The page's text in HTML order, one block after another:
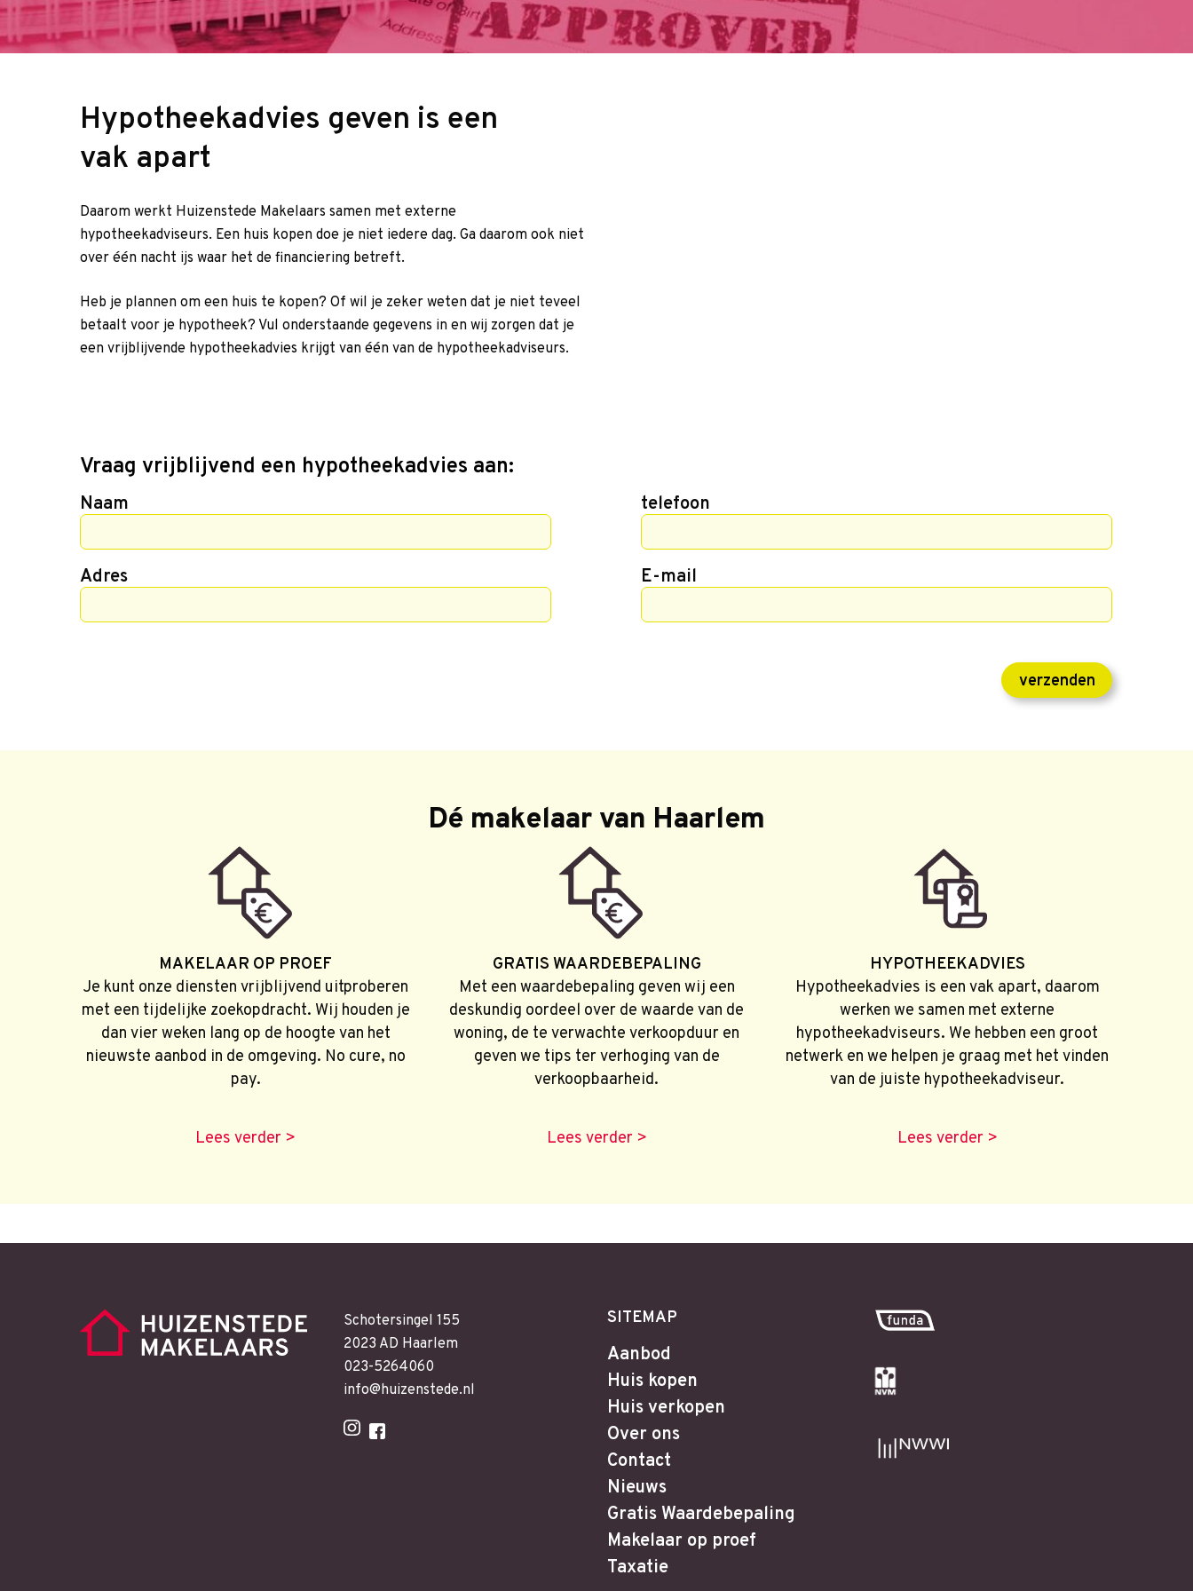
Hypotheekadvies geven is een
vak apart
Daarom werkt Huizenstede Makelaars samen met externe
hypotheekadviseurs. Een huis kopen doe je niet iedere dag. Ga daarom ook niet
over één nacht ijs waar het de financiering betreft.
Heb je plannen om een huis te kopen? Of wil je zeker weten dat je niet teveel
betaalt voor je hypotheek? Vul onderstaande gegevens in en wij zorgen dat je
een vrijblijvende hypotheekadvies krijgt van één van de hypotheekadviseurs.
Vraag vrijblijvend een hypotheekadvies aan:
Naam
Adres
telefoon
E-mail
Dé makelaar van Haarlem
MAKELAAR OP PROEF
Je kunt onze diensten vrijblijvend uitproberen
met een tijdelijke zoekopdracht. Wij houden je
dan vier weken lang op de hoogte van het
nieuwste aanbod in de omgeving. No cure, no
pay.
Lees verder >
GRATIS WAARDEBEPALING
Met een waardebepaling geven wij een
deskundig oordeel over de waarde van de
woning, de te verwachte verkoopduur en
geven we tips ter verhoging van de
verkoopbaarheid.
Lees verder >
HYPOTHEEKADVIES
Hypotheekadvies is een vak apart, daarom
werken we samen met externe
hypotheekadviseurs. We hebben een groot
netwerk en we helpen je graag met het vinden
van de juiste hypotheekadviseur.
Lees verder >
Schotersingel 155
2023 AD Haarlem
023-5264060
info@huizenstede.nl
SITEMAP
Aanbod
Huis kopen
Huis verkopen
Over ons
Contact
Nieuws
Gratis Waardebepaling
Makelaar op proef
Taxatie